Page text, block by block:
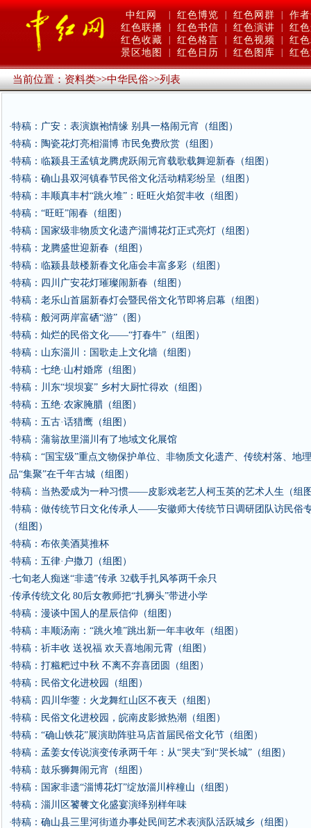
中红网 红色博览 红色网群
作
红色联播
红色书信 红色演讲
红
红色收藏
红色格言 红色视频
红
景区地图
红色日历 红色图库 红
当前位置：资料类>>中华民俗>>列表
·特稿：广安：表演旗袍情缘 别具一格闹元宵（组图）
·特稿：陶瓷花灯亮相淄博 市民免费欣赏（组图）
·特稿：临颍县王孟镇龙腾虎跃闹元宵载歌载舞迎新春（组图）
·特稿：确山县双河镇春节民俗文化活动精彩纷呈（组图）
·特稿：丰顺真丰村“跳火堆”：旺旺火焰贺丰收（组图）
·特稿：“旺旺”闹春（组图）
·特稿：国家级非物质文化遗产淄博花灯正式亮灯（组图）
·特稿：龙腾盛世迎新春（组图）
·特稿：临颍县鼓楼新春文化庙会丰富多彩（组图）
·特稿：四川广安花灯璀璨闹新春（组图）
·特稿：老乐山首届新春灯会暨民俗文化节即将启幕（组图）
·特稿：般河两岸富硒“游”（图）
·特稿：灿烂的民俗文化——“打春牛”（组图）
·特稿：山东淄川：国歌走上文化墙（组图）
·特稿：七绝·山村婚席（组图）
·特稿：川东“坝坝宴” 乡村大厨忙得欢（组图）
·特稿：五绝·农家腌腊（组图）
·特稿：五古·话猎鹰（组图）
·特稿：蒲翁故里淄川有了地域文化展馆
·特稿：“国宝级”重点文物保护单位、非物质文化遗产、传统村落、地
品“集聚”在千年古城（组图）
·特稿：当热爱成为一种习惯——皮影戏老艺人柯玉英的艺术人生（组
·特稿：做传统节日文化传承人——安徽师大传统节日调研团队访民俗
（组图）
·特稿：布依美酒莫推杯
·特稿：五律·户撒刀（组图）
·七旬老人痴迷“非遗”传承 32载手扎风筝两千余只
·传承传统文化 80后女教师把“扎狮头”带进小学
·特稿：漫谈中国人的星辰信仰（组图）
·特稿：丰顺汤南：“跳火堆”跳出新一年丰收年（组图）
·特稿：祈丰收 送祝福 欢天喜地闹元霄（组图）
·特稿：打糍粑过中秋 不离不弃喜团圆（组图）
·特稿：民俗文化进校园（组图）
·特稿：四川华蓥：火龙舞红山区不夜天（组图）
·特稿：民俗文化进校园，皖南皮影掀热潮（组图）
·特稿：“确山铁花”展演助阵驻马店首届民俗文化节（组图）
·特稿：孟姜女传说演变传承两千年：从“哭夫”到“哭长城”（组图）
·特稿：鼓乐狮舞闹元宵（组图）
·特稿：国家非遗“淄博花灯”绽放淄川梓橦山（组图）
·特稿：淄川区饕餮文化盛宴演绎别样年味
·特稿：确山县三里河街道办事处民间艺术表演队活跃城乡（组图）